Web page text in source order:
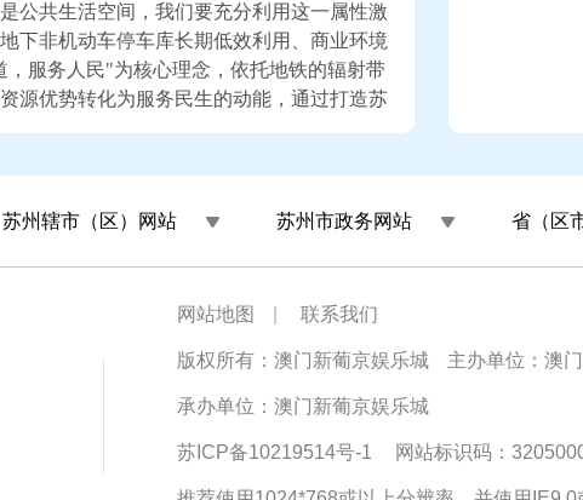
公共生活空间，我们要充分利用这一属性激
下非机动车停车库长期低效利用、商业环境
服务人民"为核心理念，依托地铁的辐射带
源优势转化为服务民生的动能，通过打造苏
递烟火气的"民生脉络"。
道，地铁列车内设定的温度是多少？
温度进行调整，目前已开启制冷模式，温度
展运营列车车厢跟踪测温，通过分析温度数
展空调温度调整。由于地铁列车车厢为非密
苏州辖市（区）网站 苏州市政务网站 省（区
网站地图 联系我们
版权所有：澳门新葡京娱乐城 主办单位：澳
承办单位：澳门新葡京娱乐城
苏ICP备10219514号-1 网站标识码：